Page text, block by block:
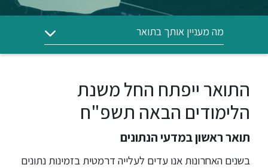
אנגלית
ועברית
שני
המרכז
הקדם
אקדמי
מה מעניין אותך בתואר
התואר ייפתח החל משנת
הלימודים הבאה תשפ"ח
תואר ראשון במדעי הנתונים
בשנים האחרונות אנו עדים לעלייה דרמטית בזמינות נתונים